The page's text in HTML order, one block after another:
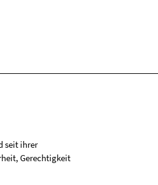
seit ihrer
Gerechtigkeit